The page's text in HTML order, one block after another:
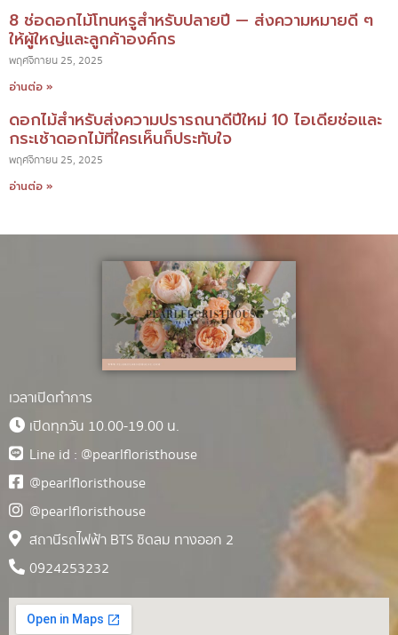
8 ช่อดอกไม้โทนหรูสำหรับปลายปี — ส่งความหมายดี ๆ
ให้ผู้ใหญ่และลูกค้าองค์กร
พฤศจิกายน 25, 2025
อ่านต่อ »
ดอกไม้สำหรับส่งความปรารถนาดีปีใหม่ 10 ไอเดียช่อและ
กระเช้าดอกไม้ที่ใครเห็นก็ประทับใจ
พฤศจิกายน 25, 2025
อ่านต่อ »
เวลาเปิดทำการ
เปิดทุกวัน 10.00-19.00 น.
Line id : @pearlfloristhouse
@pearlfloristhouse
@pearlfloristhouse
สถานีรถไฟฟ้า BTS ชิดลม ทางออก 2
0924253232